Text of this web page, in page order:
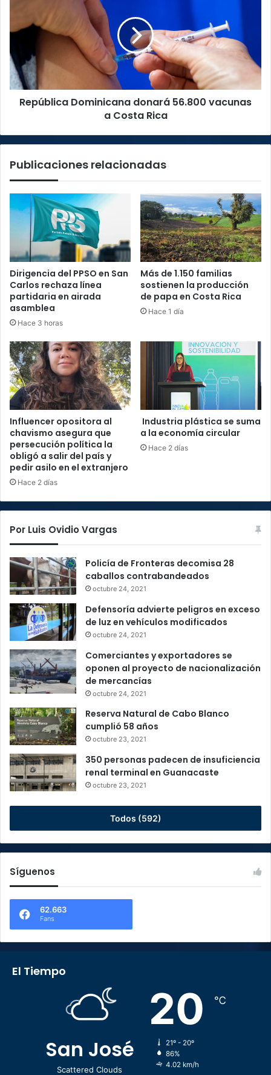
56.800
a
Costa
Rica
República Dominicana donará 56.800 vacunas
a Costa Rica
Publicaciones relacionadas
Dirigencia del PPSO en San
Carlos rechaza línea
partidaria en airada
asamblea
Hace 3 horas
Más de 1.150 familias
sostienen la producción
de papa en Costa Rica
Hace 1 día
Influencer opositora al
chavismo asegura que
persecución política la
obligó a salir del país y
pedir asilo en el extranjero
Hace 2 días
Industria plástica se suma
a la economía circular
Hace 2 días
Por Luis Ovidio Vargas
Policía de Fronteras decomisa 28
caballos contrabandeados
octubre 24, 2021
Defensoría advierte peligros en exceso
de luz en vehículos modificados
octubre 24, 2021
Comerciantes y exportadores se
oponen al proyecto de nacionalización
de mercancías
octubre 24, 2021
Reserva Natural de Cabo Blanco
cumplió 58 años
octubre 23, 2021
350 personas padecen de insuficiencia
renal terminal en Guanacaste
octubre 23, 2021
Todos (592)
Síguenos
62.663
Fans
El Tiempo
San José
Scattered Clouds
20 ℃
21º - 20º
86%
4.02 km/h